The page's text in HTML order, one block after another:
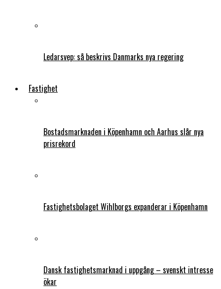
Ledarsvep: så beskrivs Danmarks nya regering
Fastighet
Bostadsmarknaden i Köpenhamn och Aarhus slår nya
prisrekord
Fastighetsbolaget Wihlborgs expanderar i Köpenhamn
Dansk fastighetsmarknad i uppgång – svenskt intresse
ökar